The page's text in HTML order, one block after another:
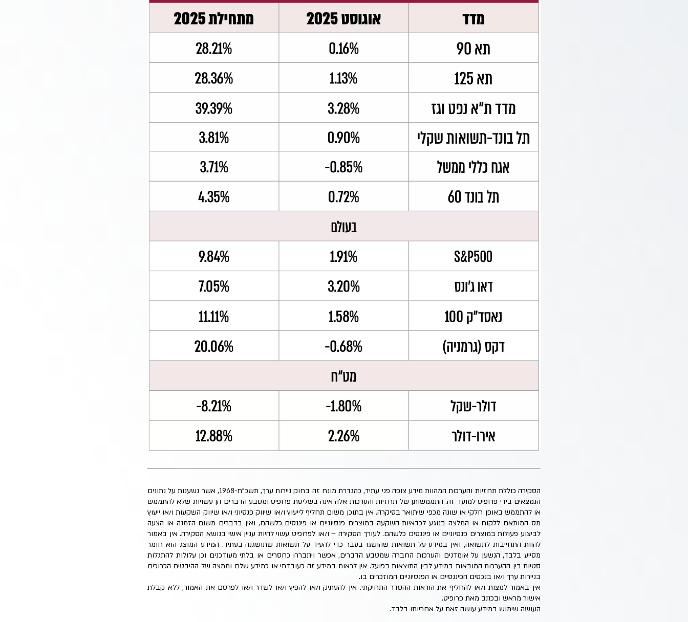
הסקירה כוללת תחזיות והערכות המהוות מידע צופה פני עתיד, כהגדרת מונח זה בחוק ניירות ערך, תשכ"ח-1968, אשר נשענות על נתונים
הנמצאים בידי פרופיט למועד זה. התממשותן של תחזיות והערכות אלה אינה בשליטת פרופיט ומטבע הדברים הן עשויות שלא להתממש
או להתממש באופן חלקי או שונה מכפי שיתואר בסיקרה. אין בתוכן משום תחליף לייעוץ ו/או שיווק פנסיוני ו/או שיווק השקעות ו/או ייעוץ
מס המותאם ללקוח או המלצה בנוגע לכדאיות השקעה במוצרים פנסיוניים או פיננסים כלשהם, ואין בדברים משום הזמנה או הצעה
לביצוע פעולות במוצרים פנסיוניים או פיננסים כלשהם. לעורך הסקירה – ו/או לפרופיט עשוי להיות עניין אישי בנושא הסקירה. אין באמור
להוות התחייבות לתשואה, ואין במידע על תשואות שהושגו בעבר כדי להעיד על תשואות שתושגנה בעתיד. המידע המוצג הוא חומר
מסייע בלבד, הנשען על אומדנים והערכות החברה שמטבע הדברים, אפשר ויתבררו כחסרים או בלתי מעודכנים וכן עלולות להתגלות
סטיות בין ההערכות המובאות במידע לבין התוצאות בפועל. אין לראות במידע זה כעובדתי או כמידע שלם וממצה של ההיבטים הכרוכים
בניירות ערך ו/או בנכסים הפיננסיים או הפנסיוניים המוזכרים בו.
אין באמור למצות ו/או להחליף את הוראות ההסדר התחיקתי. אין להעתיק ו/או להפיץ ו/או לשדר ו/או לפרסם את האמור, ללא קבלת
אישור מראש ובכתב מאת פרופיט.
העושה שימוש במידע עושה זאת על אחריותו בלבד.